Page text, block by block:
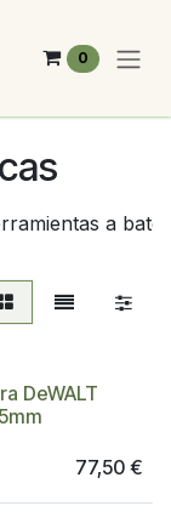
0
a
DeWALT
77,50€